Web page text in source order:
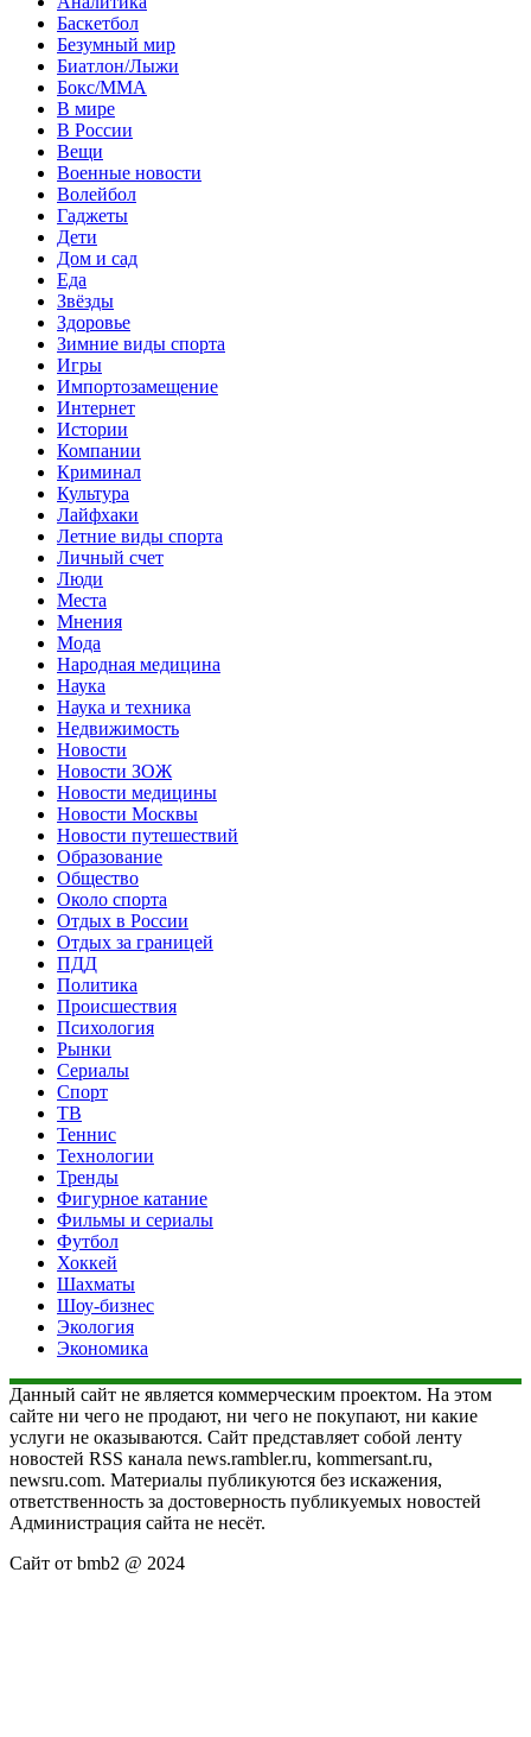
Баскетбол
Безумный мир
Биатлон/Лыжи
Бокс/MMA
В мире
В России
Вещи
Военные новости
Волейбол
Гаджеты
Дети
Дом и сад
Еда
Звёзды
Здоровье
Зимние виды спорта
Игры
Импортозамещение
Интернет
Истории
Компании
Криминал
Культура
Лайфхаки
Летние виды спорта
Личный счет
Люди
Места
Мнения
Мода
Народная медицина
Наука
Наука и техника
Недвижимость
Новости
Новости ЗОЖ
Новости медицины
Новости Москвы
Новости путешествий
Образование
Общество
Около спорта
Отдых в России
Отдых за границей
ПДД
Политика
Происшествия
Психология
Рынки
Сериалы
Спорт
ТВ
Теннис
Технологии
Тренды
Фигурное катание
Фильмы и сериалы
Футбол
Хоккей
Шахматы
Шоу-бизнес
Экология
Экономика
Данный сайт не является коммерческим проектом. На этом
сайте ни чего не продают, ни чего не покупают, ни какие
услуги не оказываются. Сайт представляет собой ленту
новостей RSS канала news.rambler.ru, kommersant.ru,
newsru.com. Материалы публикуются без искажения,
ответственность за достоверность публикуемых новостей
Администрация сайта не несёт.
Сайт от bmb2 @ 2024